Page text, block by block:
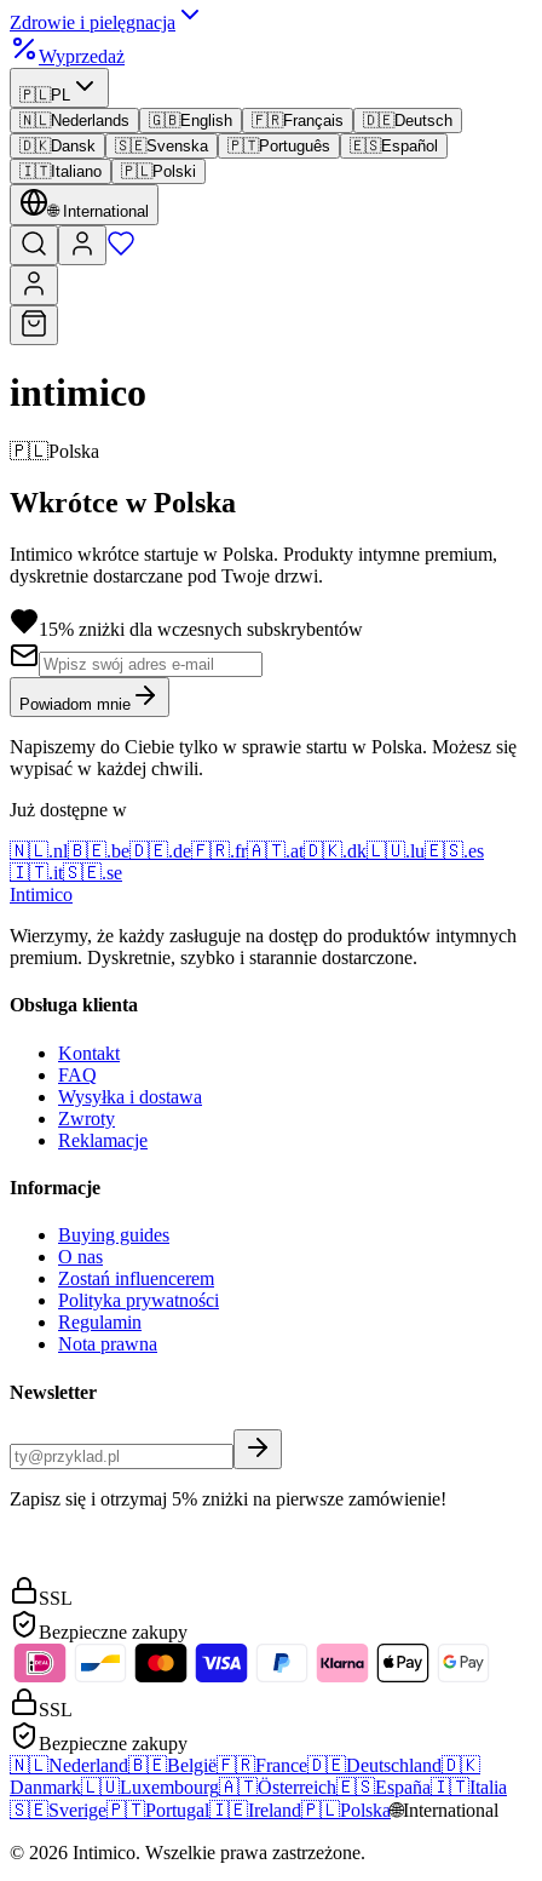
Zdrowie i pielęgnacja
Wyprzedaż
🇵🇱PL
🇳🇱Nederlands 🇬🇧English 🇫🇷Français 🇩🇪Deutsch
🇩🇰Dansk 🇸🇪Svenska 🇵🇹Português 🇪🇸Español
🇮🇹Italiano 🇵🇱Polski
🌐 International
intimico
🇵🇱Polska
Wkrótce w Polska
Intimico wkrótce startuje w Polska. Produkty intymne premium,
dyskretnie dostarczane pod Twoje drzwi.
15% zniżki dla wczesnych subskrybentów
Powiadom mnie
Napiszemy do Ciebie tylko w sprawie startu w Polska. Możesz się
wypisać w każdej chwili.
Już dostępne w
🇳🇱.nl🇧🇪.be🇩🇪.de🇫🇷.fr🇦🇹.at🇩🇰.dk🇱🇺.lu🇪🇸.es
🇮🇹.it🇸🇪.se
Intimico
Wierzymy, że każdy zasługuje na dostęp do produktów intymnych
premium. Dyskretnie, szybko i starannie dostarczone.
Obsługa klienta
Kontakt
FAQ
Wysyłka i dostawa
Zwroty
Reklamacje
Informacje
Buying guides
O nas
Zostań influencerem
Polityka prywatności
Regulamin
Nota prawna
Newsletter
Zapisz się i otrzymaj 5% zniżki na pierwsze zamówienie!
SSL
Bezpieczne zakupy
SSL
Bezpieczne zakupy
🇳🇱Nederland🇧🇪België🇫🇷France🇩🇪Deutschland🇩🇰
Danmark🇱🇺Luxembourg🇦🇹Österreich🇪🇸España🇮🇹Italia
🇸🇪Sverige🇵🇹Portugal🇮🇪Ireland🇵🇱Polska🌐International
© 2026 Intimico. Wszelkie prawa zastrzeżone.